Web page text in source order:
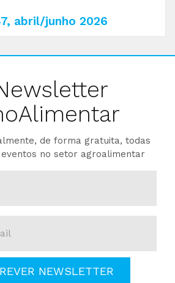
abril/junho 2026
de forma gratuita, todas
eventos no setor agroalimentar
NEWSLETTER